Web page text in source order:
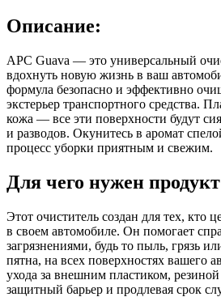
Описание:
APC Guava — это универсальный
вдохнуть новую жизнь в ваш
формула безопасно и эффективно
экстерьер транспортного средства.
кожа — все эти поверхности будут
и разводов. Окунитесь в аромат
процесс уборки приятным и свежим.
Для чего нужен
Этот очиститель создан для тех, кто
в своем автомобиле. Он помогает
загрязнениями, будь то пыль, грязь
пятна, на всех поверхностях вашего
ухода за внешним пластиком,
защитный барьер и продлевая срок